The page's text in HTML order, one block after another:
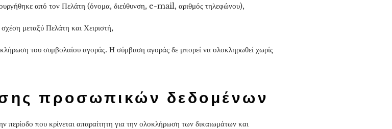
από τον Πελάτη (όνομα, διεύθυνση, e-mail, αριθμός τηλεφώνου),
μεταξύ Πελάτη και Χειριστή,
του συμβολαίου αγοράς. Η σύμβαση αγοράς δε μπορεί να ολοκληρωθεί χωρίς
προσωπικών δεδομένων
περίοδο που κρίνεται απαραίτητη για την ολοκλήρωση των δικαιωμάτων και